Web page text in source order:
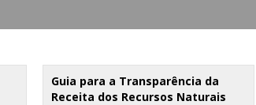
Guia para a Transparência da
Receita dos Recursos Naturais